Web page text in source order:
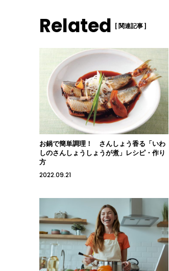
Related [ 関連記事 ]
お鍋で簡単調理！ さんしょう香る「いわ
しのさんしょうしょうが煮」レシピ・作り
方
2022.09.21